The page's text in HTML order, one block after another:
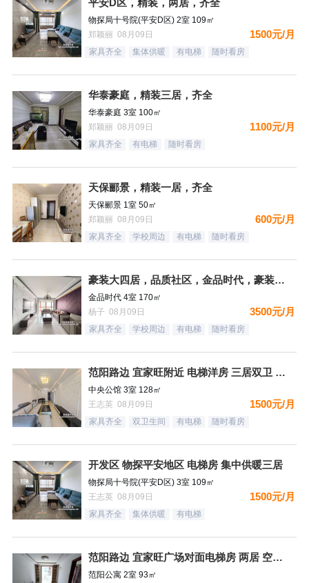
平安D区，精装，两居，齐全
物探局十号院(平安D区) 2室 109㎡
郑颖丽 08月09日
1500元/月
家具齐全 集体供暖 有电梯 随时看房
华泰豪庭，精装三居，齐全
华泰豪庭 3室 100㎡
郑颖丽 08月09日
1100元/月
家具齐全 有电梯 随时看房
天保郦景，精装一居，齐全
天保郦景 1室 50㎡
郑颖丽 08月09日
600元/月
家具齐全 学校周边 有电梯 随时看房
豪装大四居，品质社区，金品时代，豪装双卫，看房有钥匙
金品时代 4室 170㎡
杨子 08月09日
3500元/月
家具齐全 学校周边 有电梯 随时看房
范阳路边 宜家旺附近 电梯洋房 三居双卫 有钥匙
中央公馆 3室 128㎡
王志英 08月09日
1500元/月
家具齐全 双卫生间 有电梯 随时看房
开发区 物探平安地区 电梯房 集中供暖三居
物探局十号院(平安D区) 3室 109㎡
王志英 08月09日
1500元/月
家具齐全 集体供暖 有电梯
范阳路边 宜家旺广场对面电梯房 两居 空房 可配齐
范阳公寓 2室 93㎡